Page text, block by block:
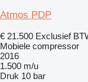
Atmos PDP
€ 21.500 Exclusief
Mobiele compressor
2016
1.500 m/u
Druk 10 bar